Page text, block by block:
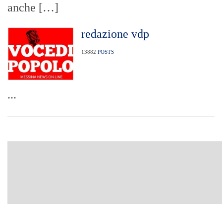
anche […]
redazione vdp
13882 POSTS
...